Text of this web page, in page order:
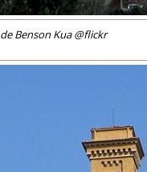
de Benson Kua @flickr